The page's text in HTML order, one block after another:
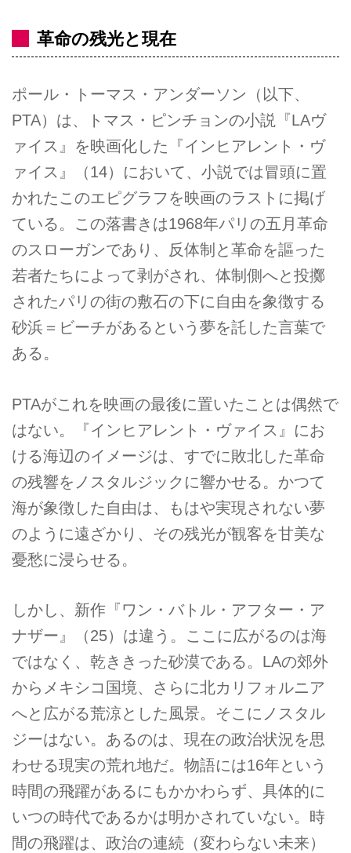
革命の残光と現在
ポール・トーマス・アンダーソン（以下、
PTA）は、トマス・ピンチョンの小説『LAヴ
ァイス』を映画化した『インヒアレント・ヴ
ァイス』（14）において、小説では冒頭に置
かれたこのエピグラフを映画のラストに掲げ
ている。この落書きは1968年パリの五月革命
のスローガンであり、反体制と革命を謳った
若者たちによって剥がされ、体制側へと投擲
されたパリの街の敷石の下に自由を象徴する
砂浜＝ビーチがあるという夢を託した言葉で
ある。
PTAがこれを映画の最後に置いたことは偶然で
はない。『インヒアレント・ヴァイス』にお
ける海辺のイメージは、すでに敗北した革命
の残響をノスタルジックに響かせる。かつて
海が象徴した自由は、もはや実現されない夢
のように遠ざかり、その残光が観客を甘美な
憂愁に浸らせる。
しかし、新作『ワン・バトル・アフター・ア
ナザー』（25）は違う。ここに広がるのは海
ではなく、乾ききった砂漠である。LAの郊外
からメキシコ国境、さらに北カリフォルニア
へと広がる荒涼とした風景。そこにノスタル
ジーはない。あるのは、現在の政治状況を思
わせる現実の荒れ地だ。物語には16年という
時間の飛躍があるにもかかわらず、具体的に
いつの時代であるかは明かされていない。時
間の飛躍は、政治の連続（変わらない未来）